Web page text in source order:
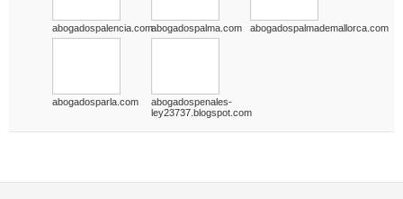
abogadospalencia.comabogadospalma.com abogadospalmademallorca.com
abogadosparla.com
abogadospenales-
ley23737.blogspot.com